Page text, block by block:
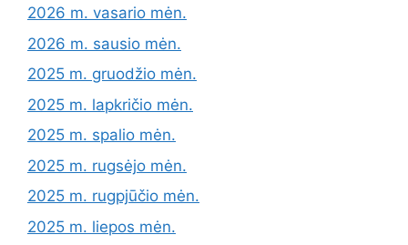
2026 m. vasario mėn.
2026 m. sausio mėn.
2025 m. gruodžio mėn.
2025 m. lapkričio mėn.
2025 m. spalio mėn.
2025 m. rugsėjo mėn.
2025 m. rugpjūčio mėn.
2025 m. liepos mėn.